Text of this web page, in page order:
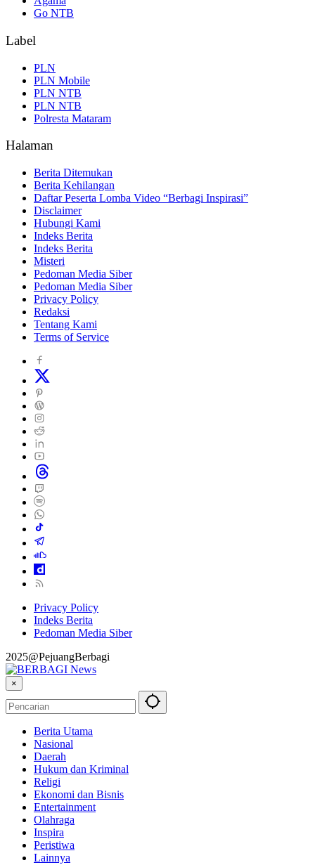
Go NTB
Label
PLN
PLN Mobile
PLN NTB
PLN NTB
Polresta Mataram
Halaman
Berita Ditemukan
Berita Kehilangan
Daftar Peserta Lomba Video “Berbagi Inspirasi”
Disclaimer
Hubungi Kami
Indeks Berita
Indeks Berita
Misteri
Pedoman Media Siber
Pedoman Media Siber
Privacy Policy
Redaksi
Tentang Kami
Terms of Service
Privacy Policy
Indeks Berita
Pedoman Media Siber
2025@PejuangBerbagi
×
Berita Utama
Nasional
Daerah
Hukum dan Kriminal
Religi
Ekonomi dan Bisnis
Entertainment
Olahraga
Inspira
Peristiwa
Lainnya